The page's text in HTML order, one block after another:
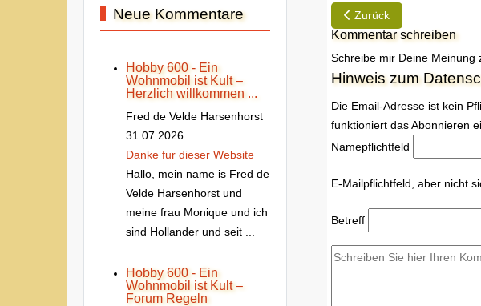
Neue Kommentare
Hobby 600 - Ein
Wohnmobil ist Kult –
Herzlich willkommen ...
Fred de Velde Harsenhorst
31.07.2026
Danke fur dieser Website
Hallo, mein name is Fred de
Velde Harsenhorst und
meine frau Monique und ich
sind Hollander und seit ...
Hobby 600 - Ein
Wohnmobil ist Kult –
Forum Regeln
Vorheriger Beitrag: Mario
Zurück
Kommentar schreiben
Schreibe mir Deine Meinung
Hinweis zum
Die Email-Adresse ist kein
funktioniert das Abonnieren
Namepflichtfeld
E-Mailpflichtfeld, aber nicht
Betreff